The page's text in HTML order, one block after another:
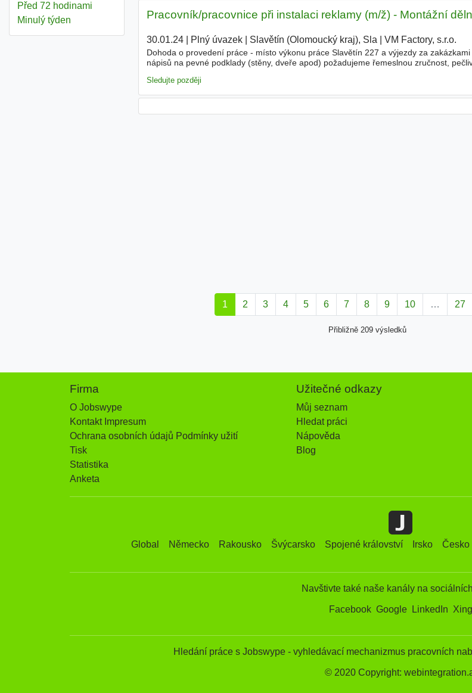
Před 72 hodinami
Minulý týden
Pracovník/pracovnice při instalaci reklamy (m/ž) - Montážní
30.01.24| Plný úvazek| Slavětín (Olomoucký kraj), Sla VM Factory, s.r.o.
Dohoda o provedení práce - místo výkonu práce Slavětín 227 a výjezdy za
nápisů na pevné podklady (stěny, dveře apod) požadujeme řemeslnou zručnost,
Sledujte později
1 2 3 4 5 6 7 8 9 10 … 27
Přibližně 209 výsledků
Firma
O Jobswype
Kontakt Impresum
Ochrana osobních údajů Podmínky užití
Tisk
Statistika
Anketa
Užitečné odkazy
Můj seznam
Hledat práci
Nápověda
Blog
Global Německo Rakousko Švýcarsko Spojené království Irsko Česko
Navštivte také naše kanály na
Facebook Google LinkedIn Xing
Hledání práce s Jobswype - vyhledávací mechanizmus pracovních
© 2020 Copyright: